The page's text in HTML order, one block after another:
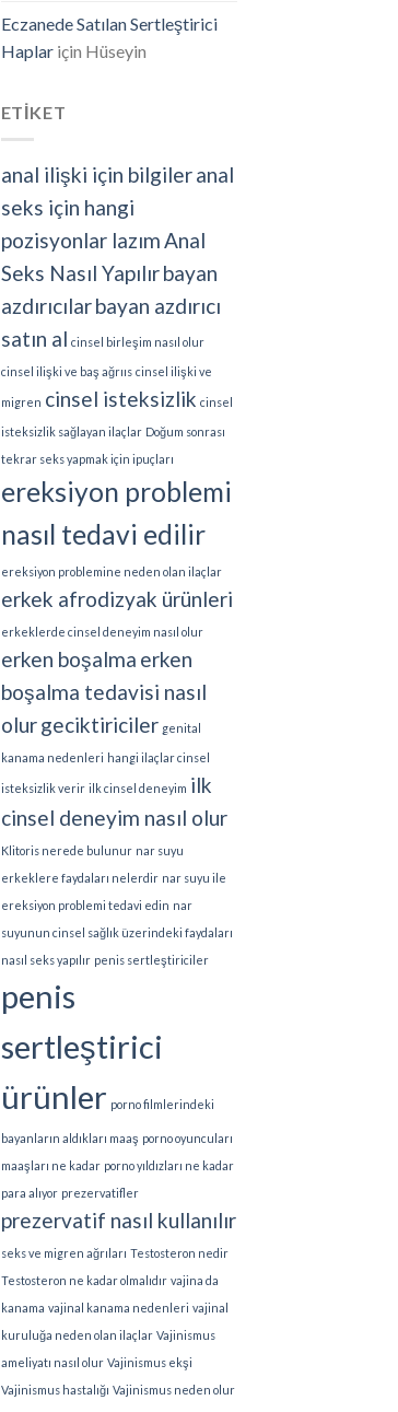
Eczanede Satılan Sertleştirici
Haplariçin Hüseyin
ETİKET
anal ilişki için bilgileranal
seks için hangi
pozisyonlar lazımAnal
Seks Nasıl Yapılırbayan
azdırıcılarbayan azdırıcı
satın al cinsel birleşim nasıl olur
cinsel ilişki ve baş ağrııs cinsel ilişki ve
migren cinsel isteksizlik cinsel
isteksizlik sağlayan ilaçlar Doğum sonrası
tekrar seks yapmak için ipuçları
ereksiyon problemi
nasıl tedavi edilir
ereksiyon problemine neden olan ilaçlar
erkek afrodizyak ürünleri
erkeklerde cinsel deneyim nasıl olur
erken boşalma erken
boşalma tedavisi nasıl
olurgeciktiriciler genital
kanama nedenleri hangi ilaçlar cinsel
isteksizlik verir ilk cinsel deneyim ilk
cinsel deneyim nasıl olur
Klitoris nerede bulunur nar suyu
erkeklere faydaları nelerdir nar suyu ile
ereksiyon problemi tedavi edin nar
suyunun cinsel sağlık üzerindeki faydaları
nasıl seks yapılır penis sertleştiriciler
penis
sertleştirici
ürünler porno filmlerindeki
bayanların aldıkları maaş porno oyuncuları
maaşları ne kadar porno yıldızları ne kadar
para alıyor prezervatifler
prezervatif nasıl kullanılır
seks ve migren ağrıları Testosteron nedir
Testosteron ne kadar olmalıdır vajina da
kanama vajinal kanama nedenleri vajinal
kuruluğa neden olan ilaçlar Vajinismus
ameliyatı nasıl olur Vajinismus ekşi
Vajinismus hastalığı Vajinismus neden olur